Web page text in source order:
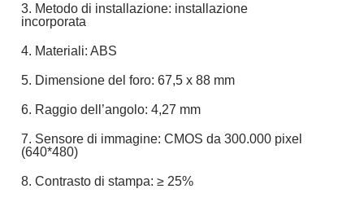
3. Metodo di installazione: installazione
incorporata
4. Materiali: ABS
5. Dimensione del foro: 67,5 x 88 mm
6. Raggio dell’angolo: 4,27 mm
7. Sensore di immagine: CMOS da 300.000 pixel
(640*480)
8. Contrasto di stampa: ≥ 25%